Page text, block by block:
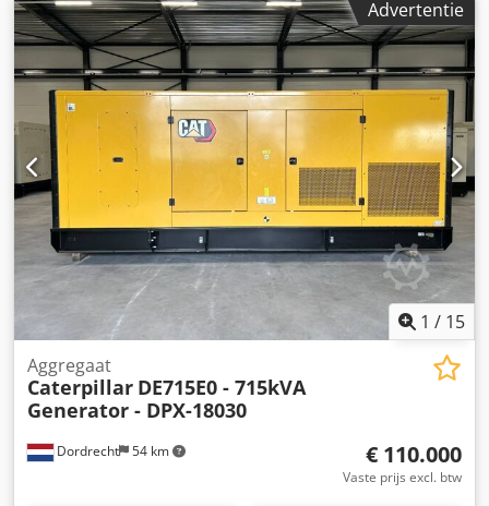
Advertentie
1 / 15
Dordrecht 54 km
Aggregaat
Caterpillar DE715E0 - 715kVA
Generator - DPX-18030
€ 110.000
Vaste prijs excl. btw